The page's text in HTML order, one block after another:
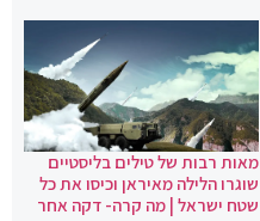
מאות רבות של טילים בליסטיים
שוגרו הלילה מאיראן וכיסו את כל
שטח ישראל | מה קרה- דקה אחר